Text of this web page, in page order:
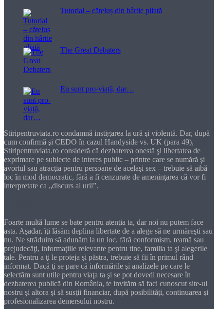
Tutorial – cățeluș din hârtie pliată
The Great Debaters
Eu sunt pro-viață, dar…
Stiripentruviata.ro condamnă instigarea la ură şi violenţă. Dar, după
cum confirmă şi CEDO în cazul Handyside vs. UK (para 49),
Stiripentruviata.ro consideră că dezbaterea onestă şi libertatea de
exprimare pe subiecte de interes public – printre care se numără şi
avortul sau atracţia pentru persoane de acelaşi sex – trebuie să aibă
loc în mod democratic, fără a fi cenzurate de ameninţarea că vor fi
interpretate ca „discurs al urii”.
Foarte multă lume se bate pentru atenţia ta, dar noi nu putem face
asta. Aşadar, îţi lăsăm deplina libertate de a alege să ne urmăreşti sau
nu. Ne străduim să adunăm la un loc, fără conformism, teamă sau
prejudecăţi, informaţiile relevante pentru tine, familia ta şi alegerile
tale. Pentru a ţi le proteja şi păstra, trebuie să fii în primul rând
informat. Dacă ţi se pare că informările şi analizele pe care le
selectăm sunt utile pentru viaţa ta şi se pot dovedi necesare în
dezbaterea publică din România, te invităm să faci cunoscut site-ul
nostru şi altora şi să susţii financiar, după posibilităţi, continuarea şi
profesionalizarea demersului nostru.